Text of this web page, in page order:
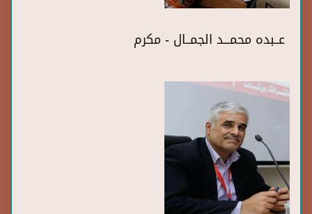
عــبده محمـــد الجمــال - مكرم